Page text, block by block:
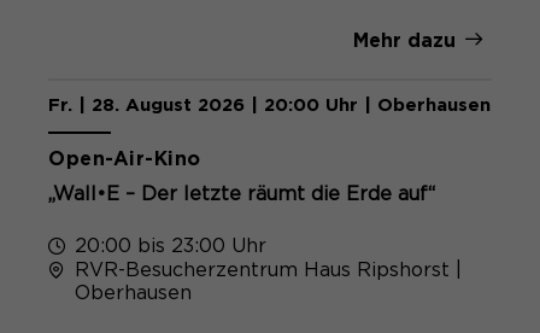
Mehr dazu
Kostenlos
Fr. | 28. August 2026 | 20:00 Uhr | Oberhausen
Open-Air-Kino
„Wall•E – Der letzte räumt die Erde auf“
20:00 bis 23:00 Uhr
RVR-Besucherzentrum Haus Ripshorst |
Oberhausen